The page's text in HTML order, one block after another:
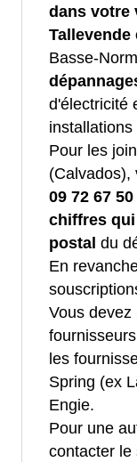
dans votre
Tallevende
Basse-
d'électricité
Pour les
(Calvados),
09 72 67
chiffres
postal du
En
Vous
les
Spring (ex
Engie.
Pour une
contacter le